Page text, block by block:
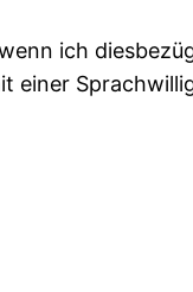
ich
einer